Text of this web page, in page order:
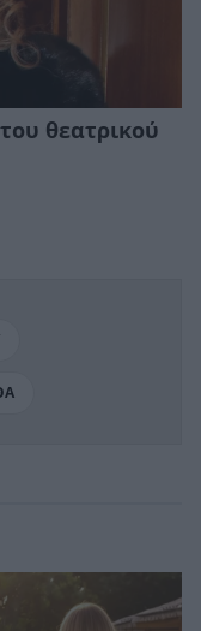
θεατρικού